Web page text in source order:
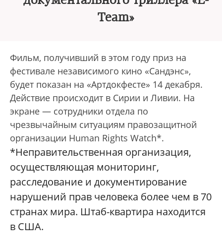
Team»
Фильм, получивший в этом году приз на
фестивале независимого кино «Сандэнс»,
будет показан на «Артдокфесте» 14 декабря.
Действие происходит в Сирии и Ливии. На
экране — сотрудники отдела по
чрезвычайным ситуациям правозащитной
организации Human Rights Watch*.
*Неправительственная организация,
осуществляющая мониторинг,
расследование и документирование
нарушений прав человека более чем в 70
странах мира. Штаб-квартира находится
в США.